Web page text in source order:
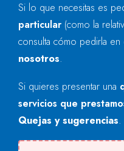
Si lo que necesitas es
particular (como la
consulta cómo pedirla en
nosotros.
Si quieres presentar una
servicios que
Quejas y sugerencias.